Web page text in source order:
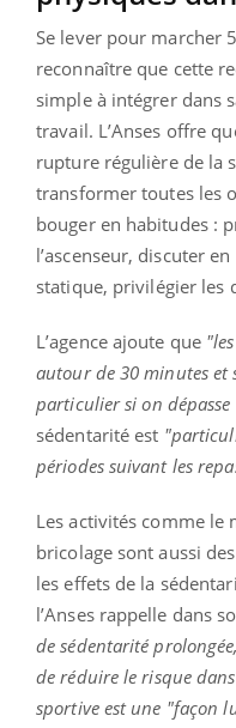
Se lever pour marcher
reconnaître que cette
simple à intégrer dans
travail. L’Anses offre
rupture régulière de la
transformer toutes les
bouger en habitudes :
l’ascenseur, discuter
statique, privilégier les
L’agence ajoute que
autour de 30 minutes et
particulier si on dépasse
sédentarité est
périodes suivant les
Les activités comme le
bricolage sont aussi
les effets de la
l’Anses rappelle dans
de sédentarité
de réduire le risque
sportive est une "façon